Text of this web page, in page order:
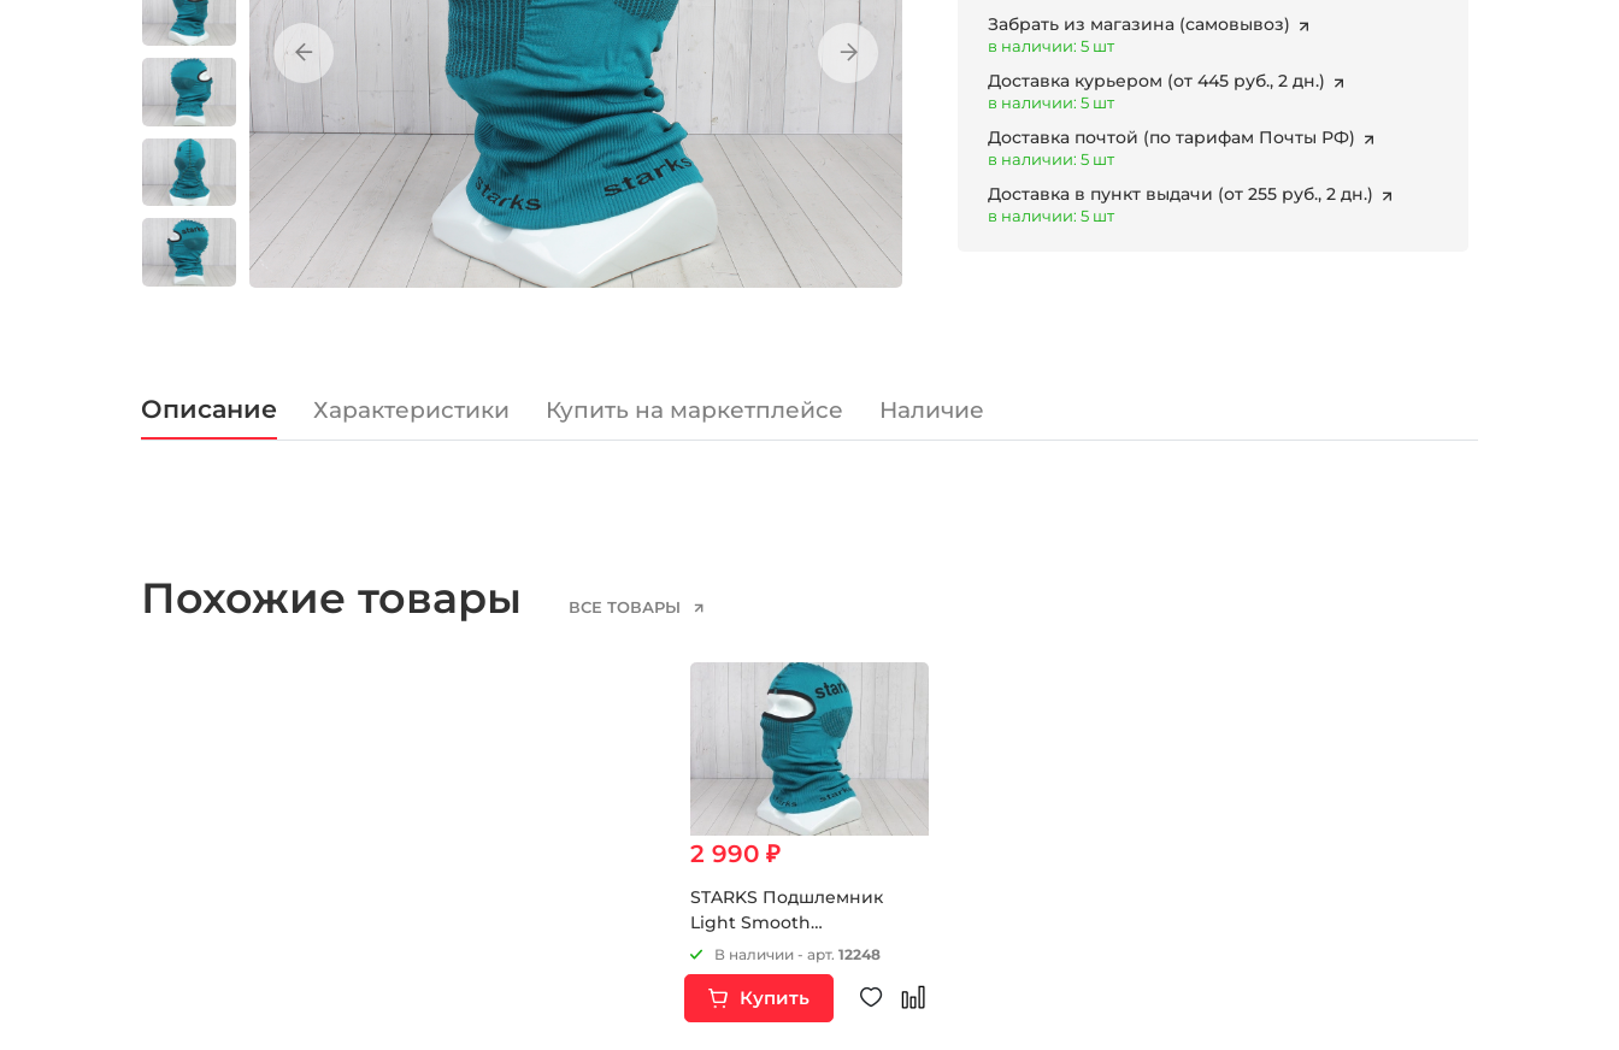
Забрать из магазина (самовывоз)
в наличии: 5 шт
Доставка курьером (от 445 руб., 2 дн.)
в наличии: 5 шт
Доставка почтой (по тарифам Почты РФ)
в наличии: 5 шт
Доставка в пункт выдачи (от 255 руб., 2 дн.)
в наличии: 5 шт
Описание Характеристики Купить на маркетплейсе Наличие
Похожие товары ВСЕ ТОВАРЫ
2 990 ₽
STARKS Подшлемник
Light Smooth
(унисекс,one
size,изумруд)
В наличии - арт. 12248
Купить